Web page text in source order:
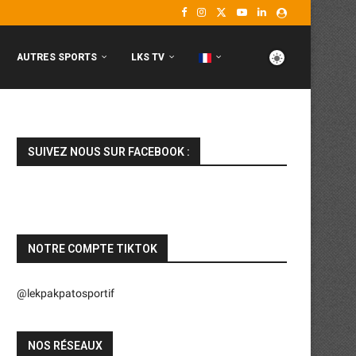
AUTRES SPORTS LKS TV
SUIVEZ NOUS SUR FACEBOOK :
NOTRE COMPTE TIKTOK
@lekpakpatosportif
NOS RÉSEAUX